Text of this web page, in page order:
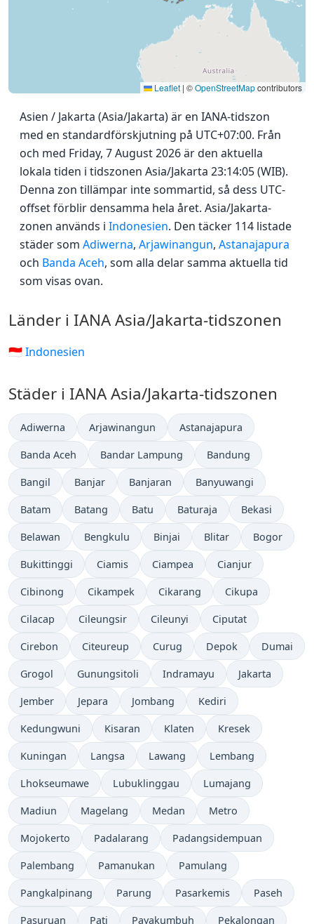
Leaflet | ©OpenStreetMapcontributors
Asien / Jakarta (Asia/Jakarta) är en IANA-tidszon
med en standardförskjutning på UTC+07:00. Från
och med Friday, 7 August 2026 är den aktuella
lokala tiden i tidszonen Asia/Jakarta 23:14:05 (WIB).
Denna zon tillämpar inte sommartid, så dess UTC-
offset förblir densamma hela året. Asia/Jakarta-
zonen används i Indonesien. Den täcker 114 listade
städer som Adiwerna, Arjawinangun, Astanajapura
och Banda Aceh, som alla delar samma aktuella tid
som visas ovan.
Länder i IANA Asia/Jakarta-tidszonen
🇮🇩 Indonesien
Städer i IANA Asia/Jakarta-tidszonen
Adiwerna Arjawinangun Astanajapura
Banda Aceh Bandar Lampung Bandung
Bangil Banjar Banjaran Banyuwangi
Batam Batang Batu Baturaja Bekasi
Belawan Bengkulu Binjai Blitar Bogor
Bukittinggi Ciamis Ciampea Cianjur
Cibinong Cikampek Cikarang Cikupa
Cilacap Cileungsir Cileunyi Ciputat
Cirebon Citeureup Curug Depok Dumai
Grogol Gunungsitoli Indramayu Jakarta
Jember Jepara Jombang Kediri
Kedungwuni Kisaran Klaten Kresek
Kuningan Langsa Lawang Lembang
Lhokseumawe Lubuklinggau Lumajang
Madiun Magelang Medan Metro
Mojokerto Padalarang Padangsidempuan
Palembang Pamanukan Pamulang
Pangkalpinang Parung Pasarkemis Paseh
Pasuruan Pati Payakumbuh Pekalongan